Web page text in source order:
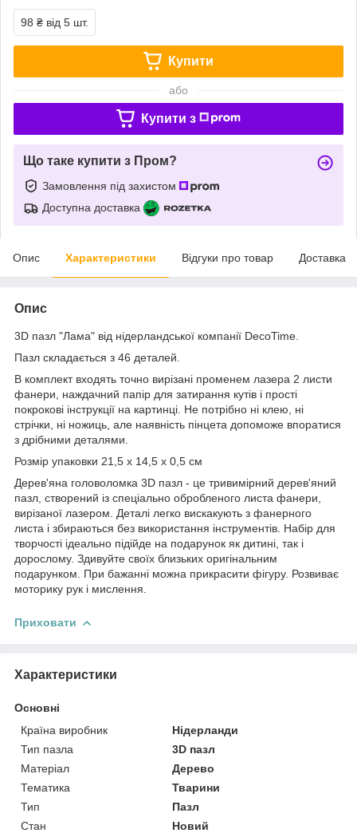
98 ₴ від 5 шт.
Купити
або
Купити з
Що таке купити з Пром?
Замовлення під захистом
Доступна доставка
Опис Характеристики Відгуки про товар Доставка
Опис
3D пазл "Лама" від нідерландської компанії DecoTime.
Пазл складається з 46 деталей.
В комплект входять точно вирізані променем лазера 2 листи
фанери, наждачний папір для затирання кутів і прості
покрокові інструкції на картинці. Не потрібно ні клею, ні
стрічки, ні ножиць, але наявність пінцета допоможе впоратися
з дрібними деталями.
Розмір упаковки 21,5 х 14,5 х 0,5 см
Дерев'яна головоломка 3D пазл - це тривимірний дерев'яний
пазл, створений із спеціально обробленого листа фанери,
вирізаної лазером. Деталі легко вискакують з фанерного
листа і збираються без використання інструментів. Набір для
творчості ідеально підійде на подарунок як дитині, так і
дорослому. Здивуйте своїх близьких оригінальним
подарунком. При бажанні можна прикрасити фігуру. Розвиває
моторику рук і мислення.
Приховати
Характеристики
Основні
Країна виробник
Нідерланди
Тип пазла
3D пазл
Матеріал
Дерево
Тематика
Тварини
Тип
Пазл
Стан
Новий